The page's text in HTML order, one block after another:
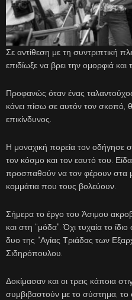
Σε αντίθεση με τη συντριπτική
επιδίωξε να βρει την ομορφιά και
Προφανώς όταν ένας
κάνει πίσω σε αυτόν τον σκοπό,
επικίνδυνος.
Η μοναχική πορεία τον οδήγησε
τον κόσμο και τον εαυτό του.
προσπαθούν να τον φέρουν στα
κομμάτια που τους βολεύουν.
Σήμερα το έργο του Άσιμου
και στη “μόδα”. Όχι τυχαία το
δυο της “Αγίας Τριάδας των
Σιδηρόπουλου.
Δοκίμασαν και οι τρεις κάποια
συμβιβαστούν με το σύστημα, το